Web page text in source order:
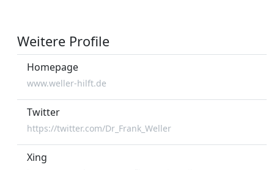
Weitere Profile
Homepage
www.weller-hilft.de
Twitter
https://twitter.com/Dr_Frank_Weller
Xing